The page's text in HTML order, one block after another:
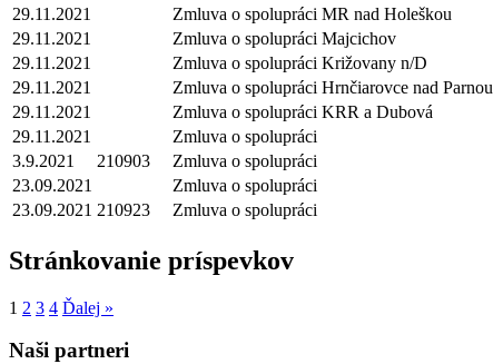
29.11.2021
Zmluva o spolupráci MR nad Holeškou
29.11.2021
Zmluva o spolupráci Majcichov
29.11.2021
Zmluva o spolupráci Križovany n/D
29.11.2021
Zmluva o spolupráci Hrnčiarovce nad Parnou
29.11.2021
Zmluva o spolupráci KRR a Dubová
29.11.2021
Zmluva o spolupráci
3.9.2021
210903 Zmluva o spolupráci
23.09.2021
Zmluva o spolupráci
23.09.2021 210923 Zmluva o spolupráci
Stránkovanie príspevkov
1 2 3 4 Ďalej »
Naši partneri